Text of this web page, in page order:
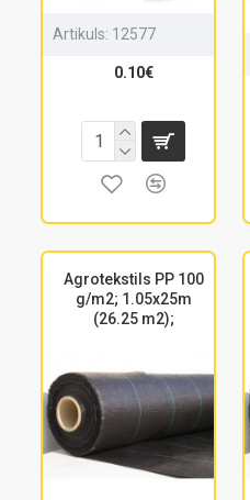
Artikuls: 12577
0.10€
Agrotekstils PP 100
g/m2; 1.05x25m
(26.25 m2);